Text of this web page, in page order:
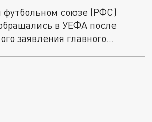
футбольном союзе (РФС)
в УЕФА после
заявления главного...